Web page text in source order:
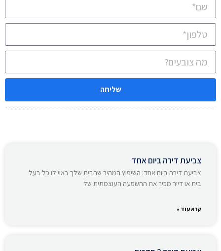
שליחה
צביעת דירה ביום אחד
צביעת דירה ביום אחד: השיפוץ המהיר שהבית שלך ראוי לו כל בעל
בית או דייר מכיר את ההשפעה העוצמתית של
קרא עוד »